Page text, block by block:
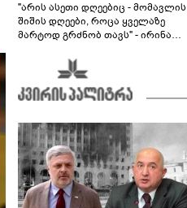
"არის ასეთი დღეებიც - მომავლის
შიშის დღეები, როცა ყველაზე
მარტოდ გრძნობ თავს" - ირინა